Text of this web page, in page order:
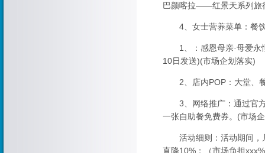
巴颜喀拉——红景天系列旅
4、女士营养菜单：餐饮
1、：感恩母亲·母爱永
10日发送)(市场企划落实)
2、店内POP：大堂、餐
3、网络推广：通过官方
一张自助餐免费券。(市场
活动细则：活动期间，凡
直降10%；（市场负担